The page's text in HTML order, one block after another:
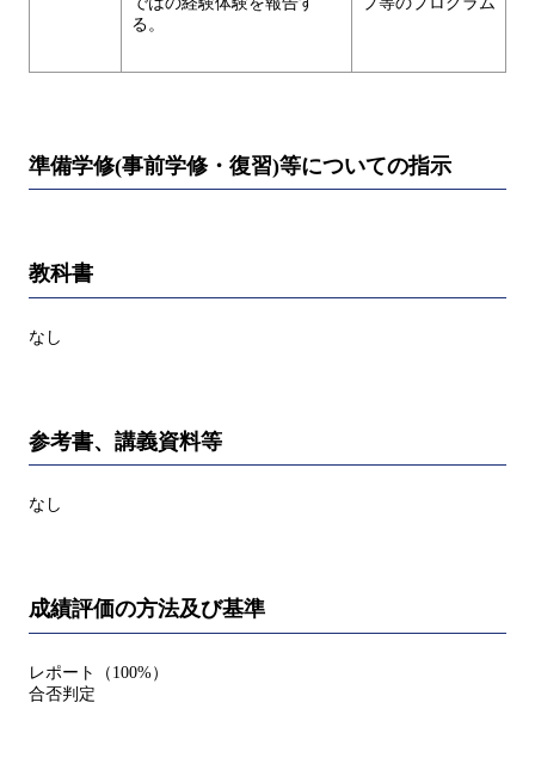
る。
準備学修(事前学修・復習)等についての指示
教科書
なし
参考書、講義資料等
なし
成績評価の方法及び基準
レポート（100%）
合否判定